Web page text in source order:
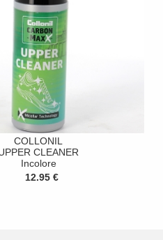
COLLONIL
CLEANER
Incolore
12.95 €